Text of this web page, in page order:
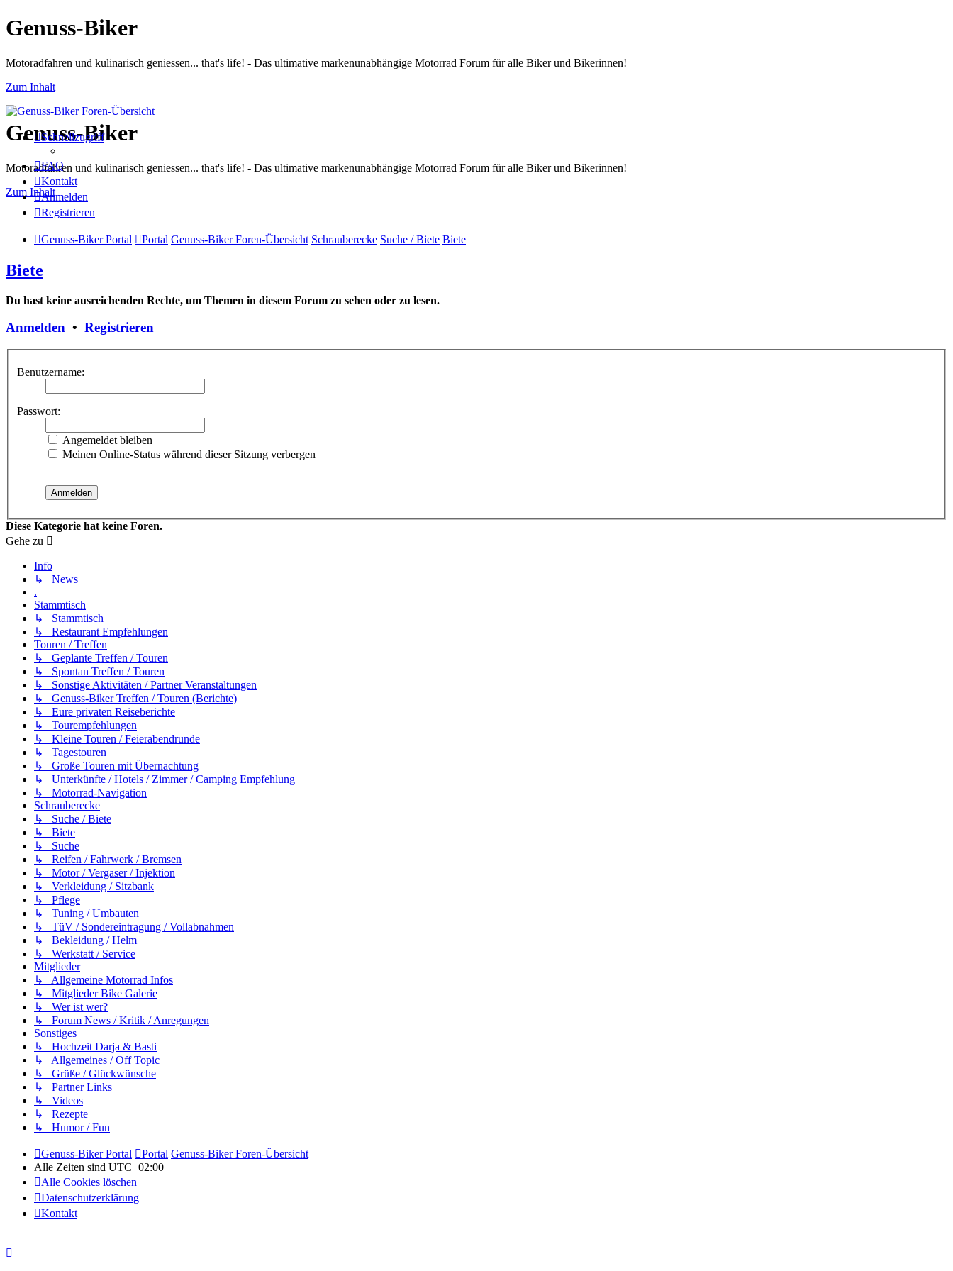
Genuss-Biker
Motoradfahren und kulinarisch geniessen... that's life! - Das ultimative markenunabhängige Motorrad Forum für alle Biker und Bikerinnen!
Zum Inhalt
Genuss-Biker
Motoradfahren und kulinarisch geniessen... that's life! - Das ultimative markenunabhängige Motorrad Forum für alle Biker und Bikerinnen!
Zum Inhalt
Schnellzugriff
FAQ
Kontakt
Anmelden
Registrieren
Genuss-Biker Portal Portal Genuss-Biker Foren-Übersicht Schrauberecke Suche / Biete Biete
Biete
Du hast keine ausreichenden Rechte, um Themen in diesem Forum zu sehen oder zu lesen.
Anmelden • Registrieren
Benutzername:
Passwort:
Angemeldet bleiben
Meinen Online-Status während dieser Sitzung verbergen
Diese Kategorie hat keine Foren.
Gehe zu
Info
↳ News
.
Stammtisch
↳ Stammtisch
↳ Restaurant Empfehlungen
Touren / Treffen
↳ Geplante Treffen / Touren
↳ Spontan Treffen / Touren
↳ Sonstige Aktivitäten / Partner Veranstaltungen
↳ Genuss-Biker Treffen / Touren (Berichte)
↳ Eure privaten Reiseberichte
↳ Tourempfehlungen
↳ Kleine Touren / Feierabendrunde
↳ Tagestouren
↳ Große Touren mit Übernachtung
↳ Unterkünfte / Hotels / Zimmer / Camping Empfehlung
↳ Motorrad-Navigation
Schrauberecke
↳ Suche / Biete
↳ Biete
↳ Suche
↳ Reifen / Fahrwerk / Bremsen
↳ Motor / Vergaser / Injektion
↳ Verkleidung / Sitzbank
↳ Pflege
↳ Tuning / Umbauten
↳ TüV / Sondereintragung / Vollabnahmen
↳ Bekleidung / Helm
↳ Werkstatt / Service
Mitglieder
↳ Allgemeine Motorrad Infos
↳ Mitglieder Bike Galerie
↳ Wer ist wer?
↳ Forum News / Kritik / Anregungen
Sonstiges
↳ Hochzeit Darja & Basti
↳ Allgemeines / Off Topic
↳ Grüße / Glückwünsche
↳ Partner Links
↳ Videos
↳ Rezepte
↳ Humor / Fun
Genuss-Biker Portal Portal Genuss-Biker Foren-Übersicht
Alle Zeiten sind UTC+02:00
Alle Cookies löschen
Datenschutzerklärung
Kontakt